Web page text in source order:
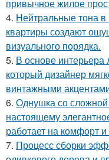
привычное жилое
4. Нейтральные тона в
квартиры создают
визуального порядка.
5. В основе
который дизайнер
винтажными
6. Однушка со
настоящему
работает на комфорт и
7. Процесс сборки